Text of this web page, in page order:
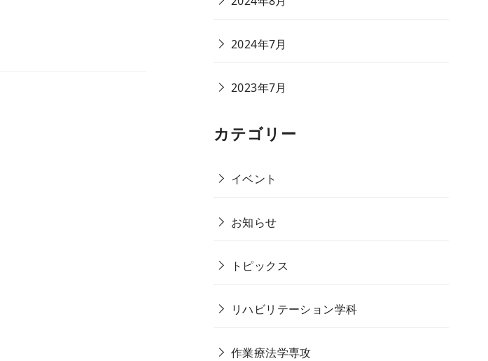
2024年7月
2023年7月
カテゴリー
イベント
お知らせ
トピックス
リハビリテーション学科
作業療法学専攻